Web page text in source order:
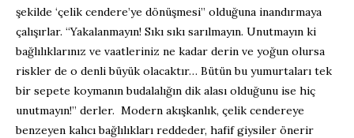
şekilde ‘çelik cendere’ye dönüşmesi” olduğuna inandırmaya
çalışırlar. “Yakalanmayın! Sıkı sıkı sarılmayın. Unutmayın ki
bağlılıklarınız ve vaatleriniz ne kadar derin ve yoğun olursa
riskler de o denli büyük olacaktır… Bütün bu yumurtaları tek
bir sepete koymanın budalalığın dik alası olduğunu ise hiç
unutmayın!” derler. Modern akışkanlık, çelik cendereye
benzeyen kalıcı bağlılıkları reddeder, hafif giysiler önerir